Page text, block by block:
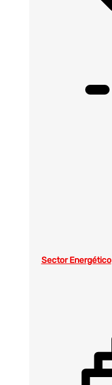
Sector Energético